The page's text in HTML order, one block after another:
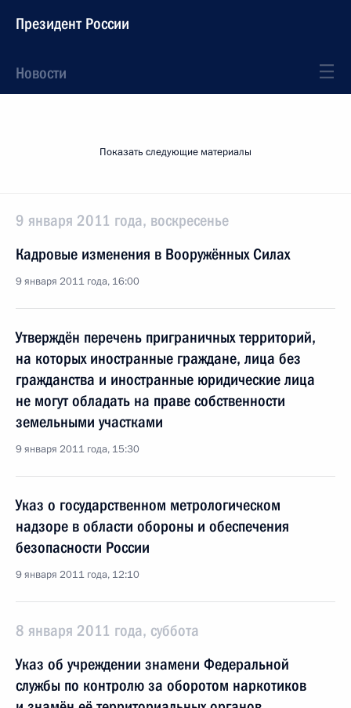
Президент России
Новости
Показать следующие материалы
9 января 2011 года, воскресенье
Кадровые изменения в Вооружённых Силах
9 января 2011 года, 16:00
Утверждён перечень приграничных территорий,
на которых иностранные граждане, лица без
гражданства и иностранные юридические лица
не могут обладать на праве собственности
земельными участками
9 января 2011 года, 15:30
Указ о государственном метрологическом
надзоре в области обороны и обеспечения
безопасности России
9 января 2011 года, 12:10
8 января 2011 года, суббота
Указ об учреждении знамени Федеральной
службы по контролю за оборотом наркотиков